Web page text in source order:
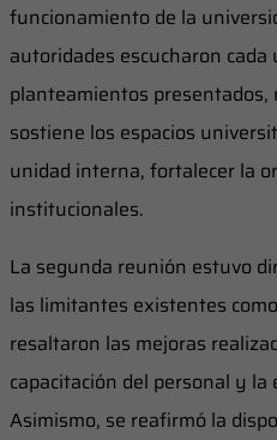
funcionamiento de la
autoridades escucharon
planteamientos presentados,
sostiene los espacios
unidad interna, fortalecer la
institucionales.
La segunda reunión estuvo
las limitantes existentes
resaltaron las mejoras
capacitación del personal y
Asimismo, se reafirmó la